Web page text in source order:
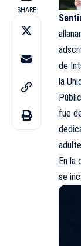
SHARE
de
la
fue
En la
se